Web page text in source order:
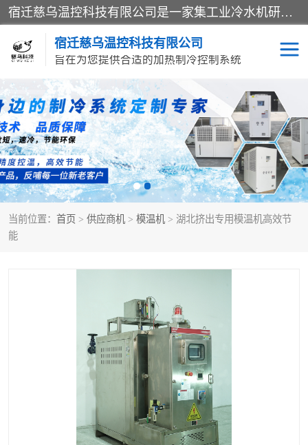
宿迁慈乌温控科技有限公司是一家集工业冷水机研发、制造、营销、服务于一体的技术生产型企业，经营范围包括：冷水机、螺杆式冷水机组、工业冷水机、水冷式冷水机、风冷式冷水机组、风冷螺杆式冷冻机组、冷冻机、注塑专用冷水机、混泥土专用冷水机、低温防爆冷水机组等。专业温控设备供应商 模温机/冷水机/导热油炉定制服务等
宿迁慈乌温控科技有限公司
旨在为您提供合适的加热制冷控制系统
当前位置： 首页 > 供应商机 > 模温机 > 湖北挤出专用模温机高效节
能
冷水机 模温机
导热油加热器